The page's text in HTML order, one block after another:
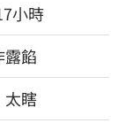
小時
露餡
瞎